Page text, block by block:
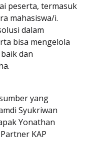
peserta, termasuk
mahasiswa/i.
dalam
bisa mengelola
dan
yang
Syukriwan
Yonathan
KAP